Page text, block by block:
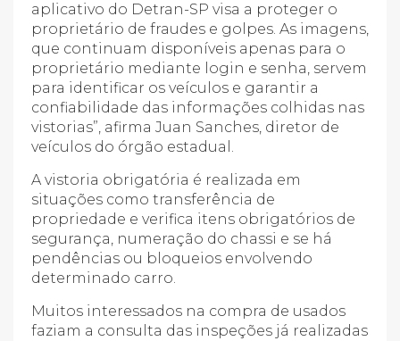
aplicativo do Detran-SP visa a proteger o
proprietário de fraudes e golpes. As imagens,
que continuam disponíveis apenas para o
proprietário mediante login e senha, servem
para identificar os veículos e garantir a
confiabilidade das informações colhidas nas
vistorias”, afirma Juan Sanches, diretor de
veículos do órgão estadual.
A vistoria obrigatória é realizada em
situações como transferência de
propriedade e verifica itens obrigatórios de
segurança, numeração do chassi e se há
pendências ou bloqueios envolvendo
determinado carro.
Muitos interessados na compra de usados
faziam a consulta das inspeções já realizadas